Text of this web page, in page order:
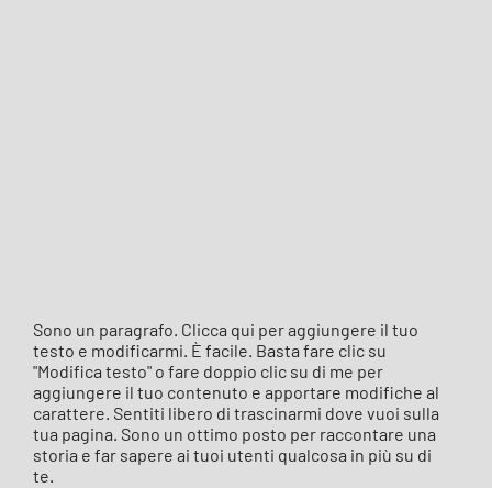
Sono un paragrafo. Clicca qui per aggiungere il tuo
testo e modificarmi. È facile. Basta fare clic su
"Modifica testo" o fare doppio clic su di me per
aggiungere il tuo contenuto e apportare modifiche al
carattere. Sentiti libero di trascinarmi dove vuoi sulla
tua pagina. Sono un ottimo posto per raccontare una
storia e far sapere ai tuoi utenti qualcosa in più su di
te.